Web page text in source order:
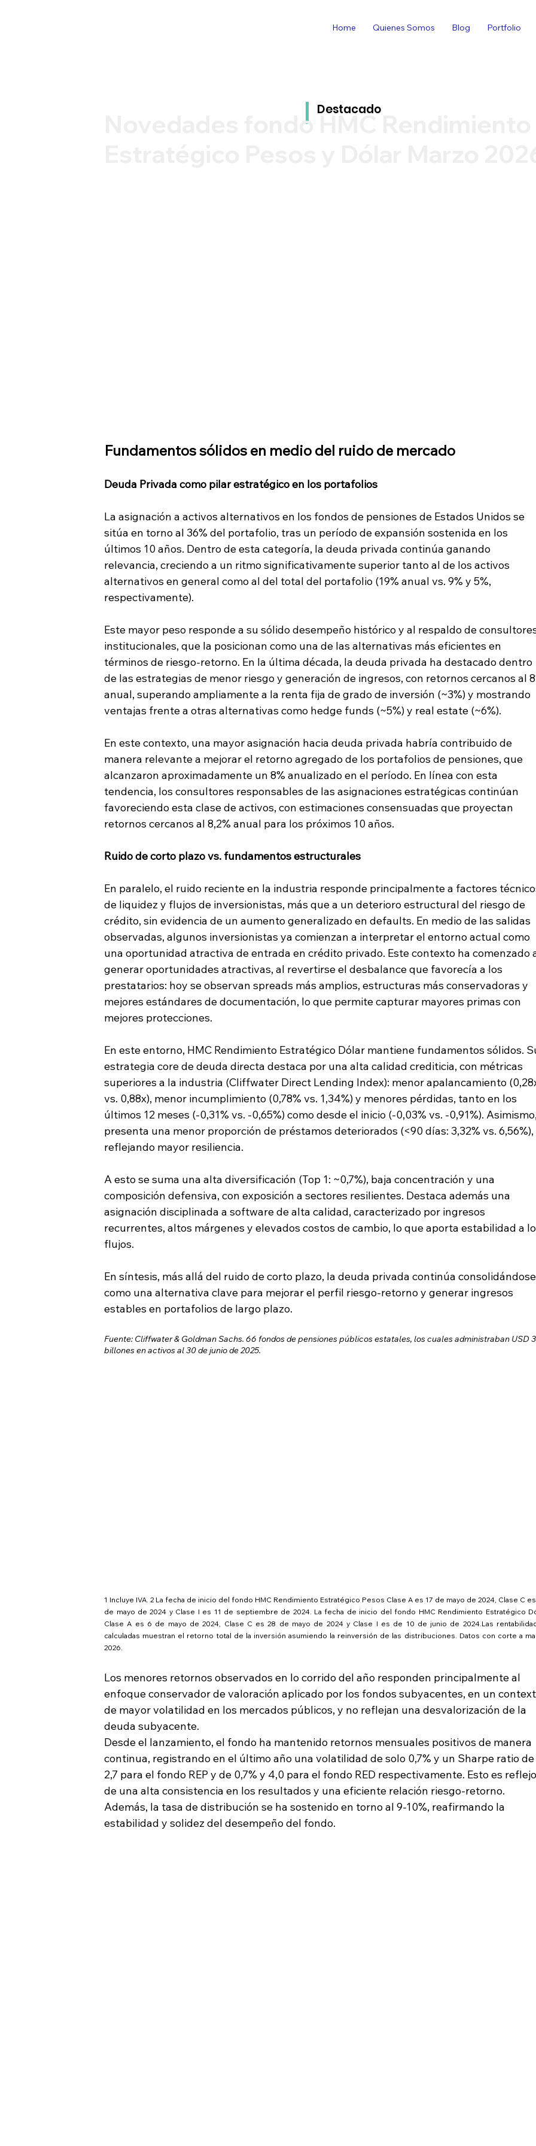
Home Quienes Somos Blog Portfolio
Destacado
Novedades fondo HMC Rendimiento
Fundamentos sólidos en medio del ruido de mercado
Deuda Privada como pilar estratégico en los portafolios
La asignación a activos alternativos en los fondos de pensiones de Estados Unidos se
sitúa en torno al 36% del portafolio, tras un período de expansión sostenida en los
últimos 10 años. Dentro de esta categoría, la deuda privada continúa ganando
relevancia, creciendo a un ritmo significativamente superior tanto al de los activos
alternativos en general como al del total del portafolio (19% anual vs. 9% y 5%,
respectivamente).
Este mayor peso responde a su sólido desempeño histórico y al respaldo de
institucionales, que la posicionan como una de las alternativas más eficientes en
términos de riesgo-retorno. En la última década, la deuda privada ha destacado dentro
de las estrategias de menor riesgo y generación de ingresos, con retornos cercanos al
anual, superando ampliamente a la renta fija de grado de inversión (~3%) y mostrando
ventajas frente a otras alternativas como hedge funds (~5%) y real estate (~6%).
En este contexto, una mayor asignación hacia deuda privada habría contribuido de
manera relevante a mejorar el retorno agregado de los portafolios de pensiones, que
alcanzaron aproximadamente un 8% anualizado en el período. En línea con esta
tendencia, los consultores responsables de las asignaciones estratégicas continúan
favoreciendo esta clase de activos, con estimaciones consensuadas que proyectan
retornos cercanos al 8,2% anual para los próximos 10 años.
Ruido de corto plazo vs. fundamentos estructurales
En paralelo, el ruido reciente en la industria responde principalmente a factores
de liquidez y flujos de inversionistas, más que a un deterioro estructural del riesgo de
crédito, sin evidencia de un aumento generalizado en defaults. En medio de las salidas
observadas, algunos inversionistas ya comienzan a interpretar el entorno actual como
una oportunidad atractiva de entrada en crédito privado. Este contexto ha comenzado
generar oportunidades atractivas, al revertirse el desbalance que favorecía a los
prestatarios: hoy se observan spreads más amplios, estructuras más conservadoras y
mejores estándares de documentación, lo que permite capturar mayores primas con
mejores protecciones.
En este entorno, HMC Rendimiento Estratégico Dólar mantiene fundamentos sólidos.
estrategia core de deuda directa destaca por una alta calidad crediticia, con métricas
superiores a la industria (Cliffwater Direct Lending Index): menor apalancamiento
vs. 0,88x), menor incumplimiento (0,78% vs. 1,34%) y menores pérdidas, tanto en los
últimos 12 meses (-0,31% vs. -0,65%) como desde el inicio (-0,03% vs. -0,91%).
presenta una menor proporción de préstamos deteriorados (<90 días: 3,32% vs. 6,56%),
reflejando mayor resiliencia.
A esto se suma una alta diversificación (Top 1: ~0,7%), baja concentración y una
composición defensiva, con exposición a sectores resilientes. Destaca además una
asignación disciplinada a software de alta calidad, caracterizado por ingresos
recurrentes, altos márgenes y elevados costos de cambio, lo que aporta estabilidad a
flujos.
En síntesis, más allá del ruido de corto plazo, la deuda privada continúa
como una alternativa clave para mejorar el perfil riesgo-retorno y generar ingresos
estables en portafolios de largo plazo.
Fuente: Cliffwater & Goldman Sachs. 66 fondos de pensiones públicos estatales, los cuales administraban USD
billones en activos al 30 de junio de 2025.
1 Incluye IVA. 2 La fecha de inicio del fondo HMC Rendimiento Estratégico Pesos Clase A es 17 de mayo de 2024, Clase C
de mayo de 2024 y Clase I es 11 de septiembre de 2024. La fecha de inicio del fondo HMC Rendimiento Estratégico
Clase A es 6 de mayo de 2024, Clase C es 28 de mayo de 2024 y Clase I es de 10 de junio de 2024.Las
calculadas muestran el retorno total de la inversión asumiendo la reinversión de las distribuciones. Datos con corte a
2026.
Los menores retornos observados en lo corrido del año responden principalmente al
enfoque conservador de valoración aplicado por los fondos subyacentes, en un
de mayor volatilidad en los mercados públicos, y no reflejan una desvalorización de la
deuda subyacente.
Desde el lanzamiento, el fondo ha mantenido retornos mensuales positivos de manera
continua, registrando en el último año una volatilidad de solo 0,7% y un Sharpe ratio
2,7 para el fondo REP y de 0,7% y 4,0 para el fondo RED respectivamente. Esto es
de una alta consistencia en los resultados y una eficiente relación riesgo-retorno.
Además, la tasa de distribución se ha sostenido en torno al 9-10%, reafirmando la
estabilidad y solidez del desempeño del fondo.